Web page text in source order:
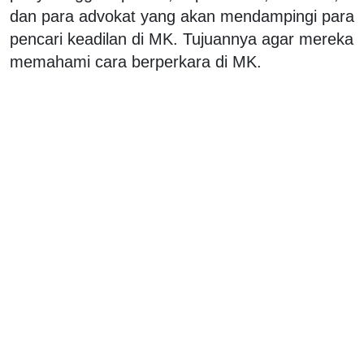
dan para advokat yang akan mendampingi para
pencari keadilan di MK. Tujuannya agar mereka
memahami cara berperkara di MK.